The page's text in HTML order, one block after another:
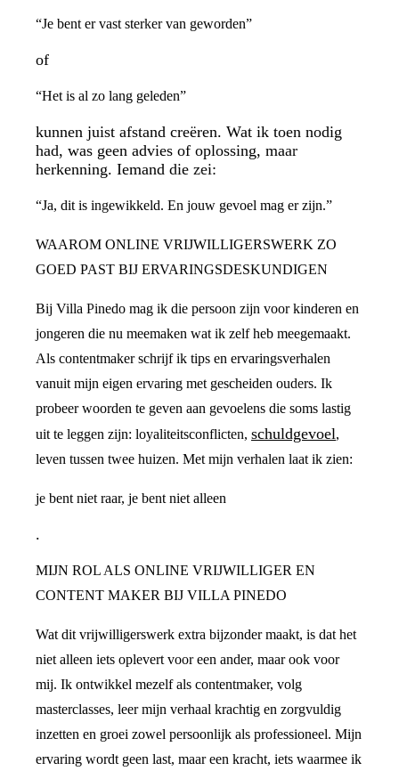
“Je bent er vast sterker van geworden”
of
“Het is al zo lang geleden”
kunnen juist afstand creëren. Wat ik toen nodig
had, was geen advies of oplossing, maar
herkenning. Iemand die zei:
“Ja, dit is ingewikkeld. En jouw gevoel mag er zijn.”
WAAROM ONLINE VRIJWILLIGERSWERK ZO
GOED PAST BIJ ERVARINGSDESKUNDIGEN
Bij Villa Pinedo mag ik die persoon zijn voor kinderen en
jongeren die nu meemaken wat ik zelf heb meegemaakt.
Als contentmaker schrijf ik tips en ervaringsverhalen
vanuit mijn eigen ervaring met gescheiden ouders. Ik
probeer woorden te geven aan gevoelens die soms lastig
uit te leggen zijn: loyaliteitsconflicten, schuldgevoel,
leven tussen twee huizen. Met mijn verhalen laat ik zien:
je bent niet raar, je bent niet alleen
.
MIJN ROL ALS ONLINE VRIJWILLIGER EN
CONTENT MAKER BIJ VILLA PINEDO
Wat dit vrijwilligerswerk extra bijzonder maakt, is dat het
niet alleen iets oplevert voor een ander, maar ook voor
mij. Ik ontwikkel mezelf als contentmaker, volg
masterclasses, leer mijn verhaal krachtig en zorgvuldig
inzetten en groei zowel persoonlijk als professioneel. Mijn
ervaring wordt geen last, maar een kracht, iets waarmee ik